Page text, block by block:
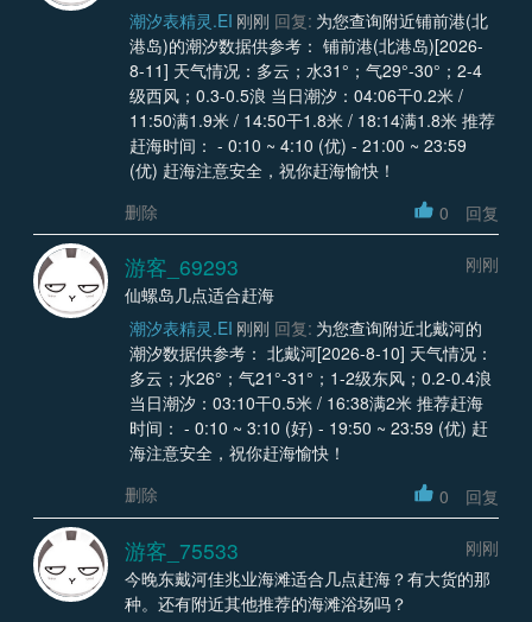
潮汐表精灵.EI 刚刚 回复: 为您查询附近铺前港(北
港岛)的潮汐数据供参考： 铺前港(北港岛)[2026-
8-11] 天气情况：多云；水31°；气29°-30°；2-4
级西风；0.3-0.5浪 当日潮汐：04:06干0.2米 /
11:50满1.9米 / 14:50干1.8米 / 18:14满1.8米 推荐
赶海时间： - 0:10 ~ 4:10 (优) - 21:00 ~ 23:59
(优) 赶海注意安全，祝你赶海愉快！
删除
0 回复
游客_69293
刚刚
仙螺岛几点适合赶海
潮汐表精灵.EI 刚刚 回复: 为您查询附近北戴河的
潮汐数据供参考： 北戴河[2026-8-10] 天气情况：
多云；水26°；气21°-31°；1-2级东风；0.2-0.4浪
当日潮汐：03:10干0.5米 / 16:38满2米 推荐赶海
时间： - 0:10 ~ 3:10 (好) - 19:50 ~ 23:59 (优) 赶
海注意安全，祝你赶海愉快！
删除
0 回复
游客_75533
刚刚
今晚东戴河佳兆业海滩适合几点赶海？有大货的那
种。还有附近其他推荐的海滩浴场吗？